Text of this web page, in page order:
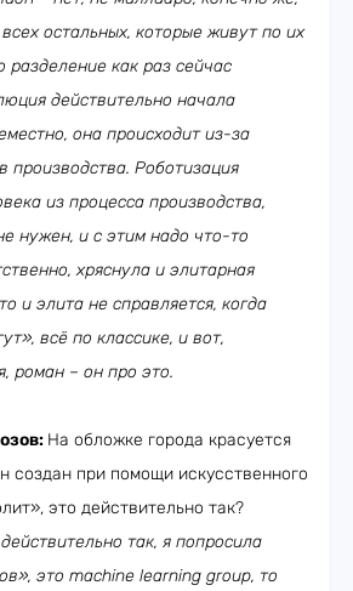
остальных, которые живут по их
разделение как раз сейчас
действительно начала
она происходит из-за
производства. Роботизация
из процесса производства,
нужен, и с этим надо что-то
хряснула и элитарная
и элита не справляется, когда
всё по классике, и вот,
роман – он про это.
На обложке города красуется
создан при помощи искусственного
это действительно так?
так, я попросила
это machine learning group, то